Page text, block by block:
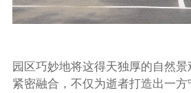
园区巧妙地将这得天独厚的自然
紧密融合，不仅为逝者打造出一